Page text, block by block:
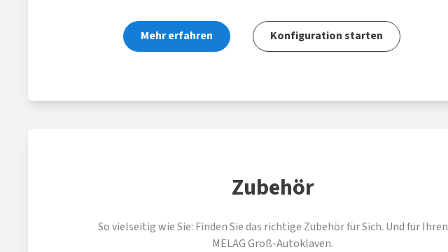
Mehr erfahren Konfiguration starten
Zubehör
So vielseitig wie Sie: Finden Sie das richtige Zubehör für Sich. Und für Ihren
MELAG Groß-Autoklaven.